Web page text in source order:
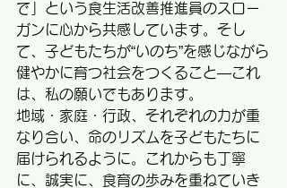
で」という食生活改善推進員のスロー
ガンに心から共感しています。そし
て、子どもたちが“いのち”を感じながら
健やかに育つ社会をつくること—これ
は、私の願いでもあります。
地域・家庭・行政、それぞれの力が重
なり合い、命のリズムを子どもたちに
届けられるように。これからも丁寧
に、誠実に、食育の歩みを重ねていき